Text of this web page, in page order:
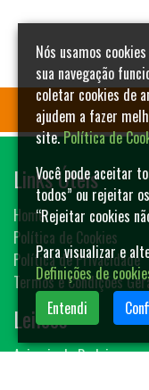
Links Úteis
Home
Política de Cookies
Política de Privacidade
Termos e Condições
Leilões
Animais de Rodeio
Nós usamos
sua navegação
coletar cookies de
ajudem a fazer
site.Política de
Você pode aceitar
todos” ou rejeitar
“Rejeitar cookies
Para visualizar e
Definições de
Entendi